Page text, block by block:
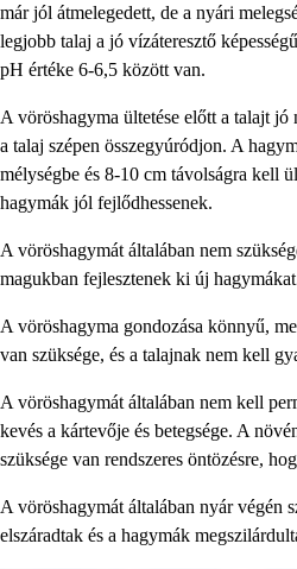
már jól átmelegedett, de a nyári
legjobb talaj a jó vízáteresztő
pH értéke 6-6,5 között van.
A vöröshagyma ültetése előtt a talajt
a talaj szépen összegyúródjon. A
mélységbe és 8-10 cm távolságra kell
hagymák jól fejlődhessenek.
A vöröshagymát általában nem
magukban fejlesztenek ki új
A vöröshagyma gondozása könnyű,
van szüksége, és a talajnak nem kell
A vöröshagymát általában nem kell
kevés a kártevője és betegsége. A
szüksége van rendszeres öntözésre,
A vöröshagymát általában nyár végén
elszáradtak és a hagymák